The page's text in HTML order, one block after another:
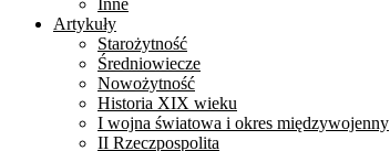
Inne
Artykuły
Starożytność
Średniowiecze
Nowożytność
Historia XIX wieku
I wojna światowa i okres międzywojenny
II Rzeczpospolita